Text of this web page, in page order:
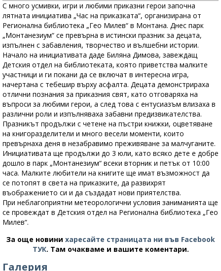
С много усмивки, игри и любими приказни герои започна
лятната инициатива „Час на приказката“, организирана от
Регионална библиотека „Гео Милев“ в Монтана. Днес парк
„Монтанезиум“ се превърна в истински празник за децата,
изпълнен с забавления, творчество и вълшебни истории.
Начало на инициативата даде Биляна Димова, завеждащ
Детския отдел на библиотеката, която приветства малките
участници и ги покани да се включат в интересна игра,
начертана с тебешир върху асфалта. Децата демонстрираха
отлични познания за приказния свят, като отговаряха на
въпроси за любими герои, а след това с ентусиазъм влизаха в
различни роли и изпълняваха забавни предизвикателства.
Празникът продължи с четене на пъстри книжки, оцветяване
на книгоразделители и много весели моменти, които
превърнаха деня в незабравимо преживяване за малчуганите.
Инициативата ще продължи до 3 юли, като всяко дете е добре
дошло в парк „Монтанезиум“ всеки вторник и петък от 10:00
часа. Малките любители на книгите ще имат възможност да
се потопят в света на приказките, да развихрят
въображението си и да създадат нови приятелства.
При неблагоприятни метеорологични условия заниманията ще
се провеждат в Детския отдел на Регионална библиотека „Гео
Милев“.
За още новини харесайте страницата ни във Facebook
ТУК. Там очакваме и вашите коментари.
Галерия